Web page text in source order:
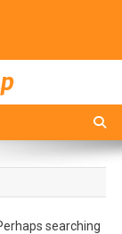
searching